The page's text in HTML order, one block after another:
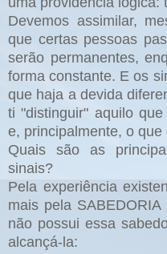
Devemos assimilar,
que certas pessoas
serão permanentes,
forma constante. E os
que haja a devida
ti "distinguir" aquilo
e, principalmente, o que
Quais são as
sinais?
Pela experiência
mais pela
não possui essa
alcançá-la: